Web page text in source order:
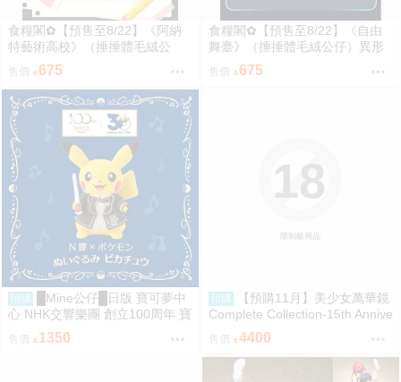
食糧閣✿【預售至8/22】《阿納
特藝術高校》（捶捶體毛絨公
仔）異形舞臺／異形舞台／阿納
特藝術高校／ALIENSTAGE／Till
／Ivan／Luka／Sua／Mizi／Hyu
na
售價 675
食糧閣✿【預售至8/22】《自由
舞臺》（捶捶體毛絨公仔）異形
舞臺／異形舞台／阿納特藝術高
校／ALIENSTAGE／Till／Ivan／
售價 675
預購
█Mine公仔█日版 寶可夢中
心 NHK交響樂團 創立100周年 寶
可夢 N響 指揮家皮卡丘 娃娃 布
偶 玩偶 神奇寶貝
售價 1350
限制級商品
18
預購
【預購11月】美少女萬華鏡
Complete Collection-15th Annive
rsary Edition-
售價 4400